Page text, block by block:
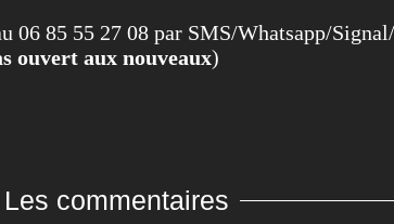
06 85 55 27 08 par SMS/Whatsapp/
ouvert aux nouveaux)
Les commentaires